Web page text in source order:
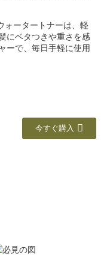
ォータートナーは、軽
にベタつきや重さを感
ーで、毎日手軽に使用
今すぐ購入